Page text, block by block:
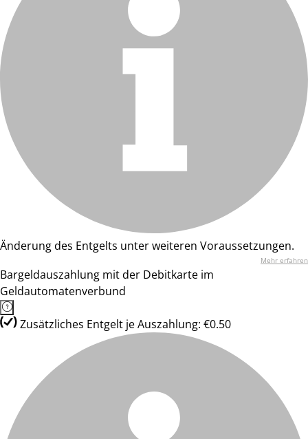
Änderung des Entgelts unter weiteren Voraussetzungen.
Mehr erfahren
Bargeldauszahlung mit der Debitkarte im
Geldautomatenverbund
Zusätzliches Entgelt je Auszahlung: €0.50